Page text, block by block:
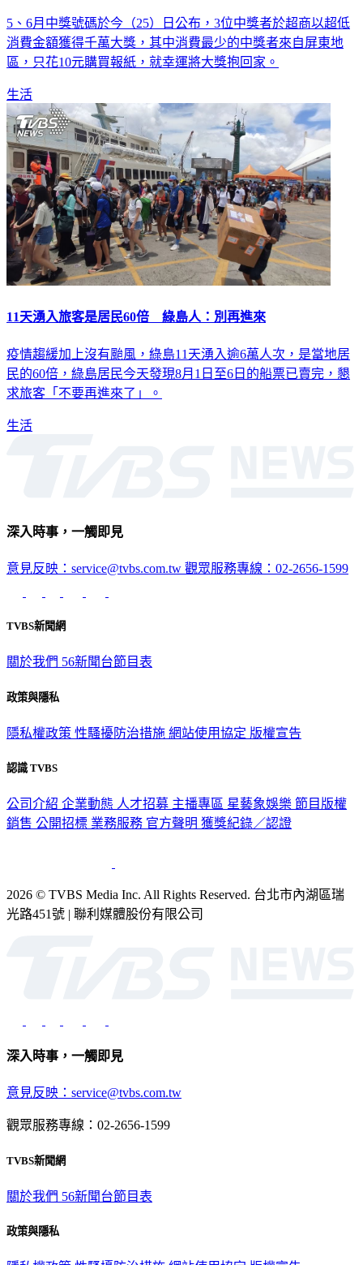
5、6月中獎號碼於今（25）日公布，3位中獎者於超商以超低
消費金額獲得千萬大獎，其中消費最少的中獎者來自屏東地
區，只花10元購買報紙，就幸運將大獎抱回家。
生活
11天湧入旅客是居民60倍 綠島人：別再進來
疫情趨緩加上沒有颱風，綠島11天湧入逾6萬人次，是當地居
民的60倍，綠島居民今天發現8月1日至6日的船票已賣完，懇
求旅客「不要再進來了」。
生活
深入時事，一觸即見
意見反映：service@tvbs.com.tw 觀眾服務專線：02-2656-1599
TVBS新聞網
關於我們 56新聞台節目表
政策與隱私
隱私權政策 性騷擾防治措施 網站使用協定 版權宣告
認識 TVBS
公司介紹 企業動態 人才招募 主播專區 星藝象娛樂 節目版權
銷售 公開招標 業務服務 官方聲明 獲獎紀錄／認證
2026 © TVBS Media Inc. All Rights Reserved. 台北市內湖區瑞
光路451號 | 聯利媒體股份有限公司
深入時事，一觸即見
意見反映：service@tvbs.com.tw
觀眾服務專線：02-2656-1599
TVBS新聞網
關於我們 56新聞台節目表
政策與隱私